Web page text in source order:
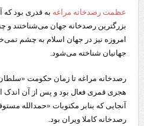
عظمت رصدخانه مراغه به قدری بود که
بزرگترین رصدخانه جهان می‌شناختند
امروزه نیز در جهان اسلام به چشم
جهانیان شناخته می‌شود.
هجری قمری فعال بود و پس از آن اندک
رصدخانه کاملا ویران بود.